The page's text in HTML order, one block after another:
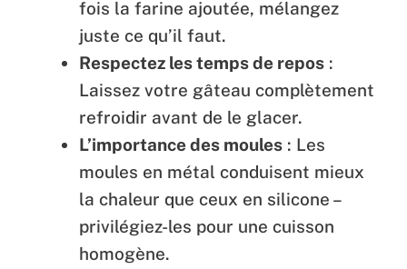
fois la farine ajoutée, mélangez
juste ce qu’il faut.
Respectez les temps de repos :
Laissez votre gâteau complètement
refroidir avant de le glacer.
L’importance des moules : Les
moules en métal conduisent mieux
la chaleur que ceux en silicone –
privilégiez-les pour une cuisson
homogène.